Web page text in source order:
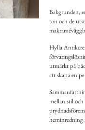
Bakgrunden,
ton och de
Hylla
utmärkt på
att skapa en
mellan stil
heminredning